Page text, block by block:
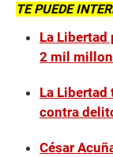
TE PUEDE
La
2 mil
La Libertad
contra
César